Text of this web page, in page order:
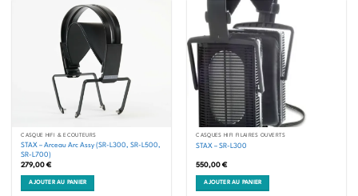
CASQUE HIFI & ÉCOUTEURS
STAX – Arceau Arc Assy (SR-L300, SR-L500,
SR-L700)
279,00€
AJOUTER AU PANIER
CASQUES HIFI FILAIRES OUVERTS
STAX – SR-L300
550,00€
AJOUTER AU PANIER